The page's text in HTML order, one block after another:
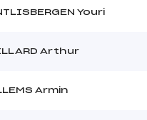
:
Youri
Arthur
Armin